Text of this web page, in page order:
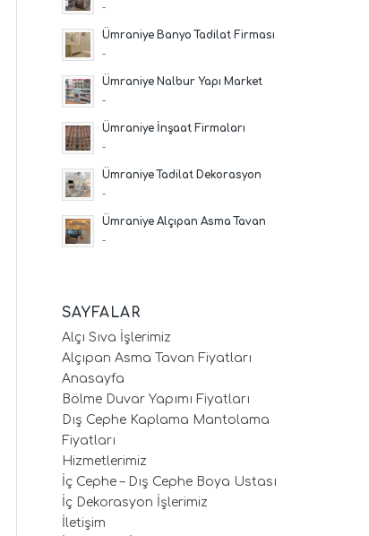
-
Ümraniye Banyo Tadilat Firması
-
Ümraniye Nalbur Yapı Market
-
Ümraniye İnşaat Firmaları
-
Ümraniye Tadilat Dekorasyon
-
Ümraniye Alçıpan Asma Tavan
-
SAYFALAR
Alçı Sıva İşlerimiz
Alçıpan Asma Tavan Fiyatları
Anasayfa
Bölme Duvar Yapımı Fiyatları
Dış Cephe Kaplama Mantolama
Fiyatları
Hizmetlerimiz
İç Cephe – Dış Cephe Boya Ustası
İç Dekorasyon İşlerimiz
İletişim